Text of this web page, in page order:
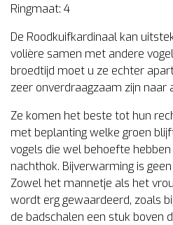
Ringmaat: 4
De Roodkuifkardinaal kan
volière samen met andere
broedtijd moet u ze echter
zeer onverdraagzaam zijn naar
Ze komen het beste tot hun
met beplanting welke groen
vogels die wel behoefte
nachthok. Bijverwarming is
Zowel het mannetje als het
wordt erg gewaardeerd, zoals
de badschalen een stuk boven